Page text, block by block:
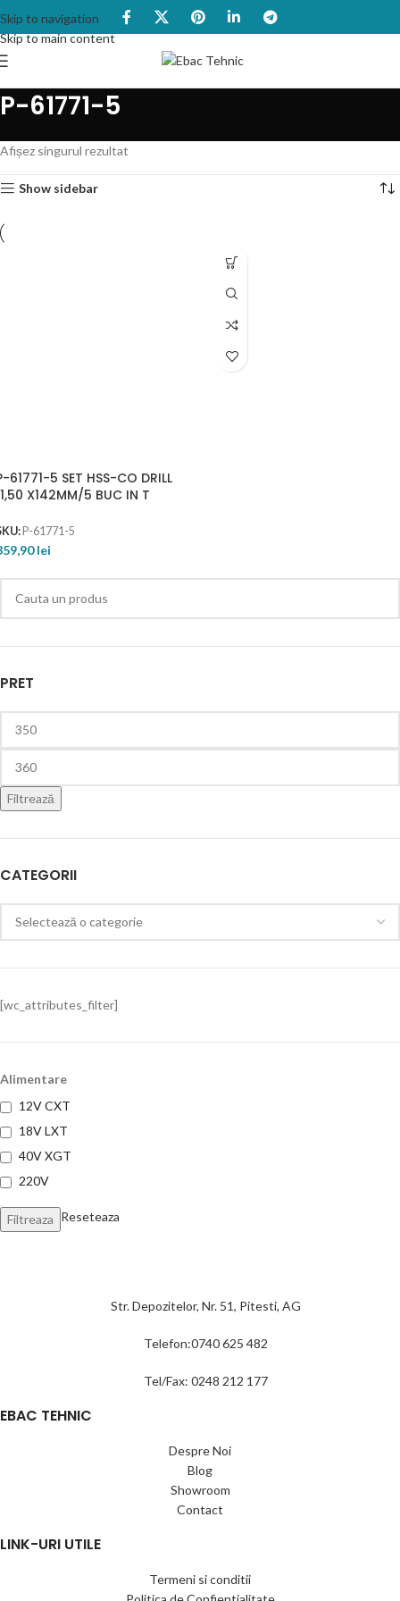
Skip to navigation
Skip to main content
P-61771-5
PRET
Filtrează
CATEGORII
[wc_attributes_filter]
Alimentare
12V CXT
18V LXT
40V XGT
220V
Filtreaza Reseteaza
Afișez singurul rezultat
Show sidebar
61771-5 SET HSS-CO DRILL
X142MM/5 BUC IN T
P-61771-5
lei
Str. Depozitelor, Nr. 51, Pitesti, AG
Telefon:0740 625 482
Tel/Fax: 0248 212 177
EBAC TEHNIC
Despre Noi
Blog
Showroom
Contact
LINK-URI UTILE
Termeni si conditii